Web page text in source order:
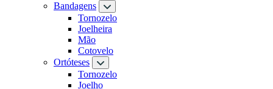
Bandagens
Tornozelo
Joelheira
Mão
Cotovelo
Ortóteses
Tornozelo
Joelho